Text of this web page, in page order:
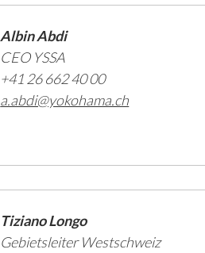
Albin Abdi
CEO YSSA
+41 26 662 40 00
a.abdi@yokohama.ch
Tiziano Longo
Gebietsleiter Westschweiz